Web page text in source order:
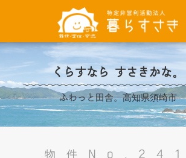
くらすなら すさきかな。
ふわっと田舎。高知県須崎市
物件No.241